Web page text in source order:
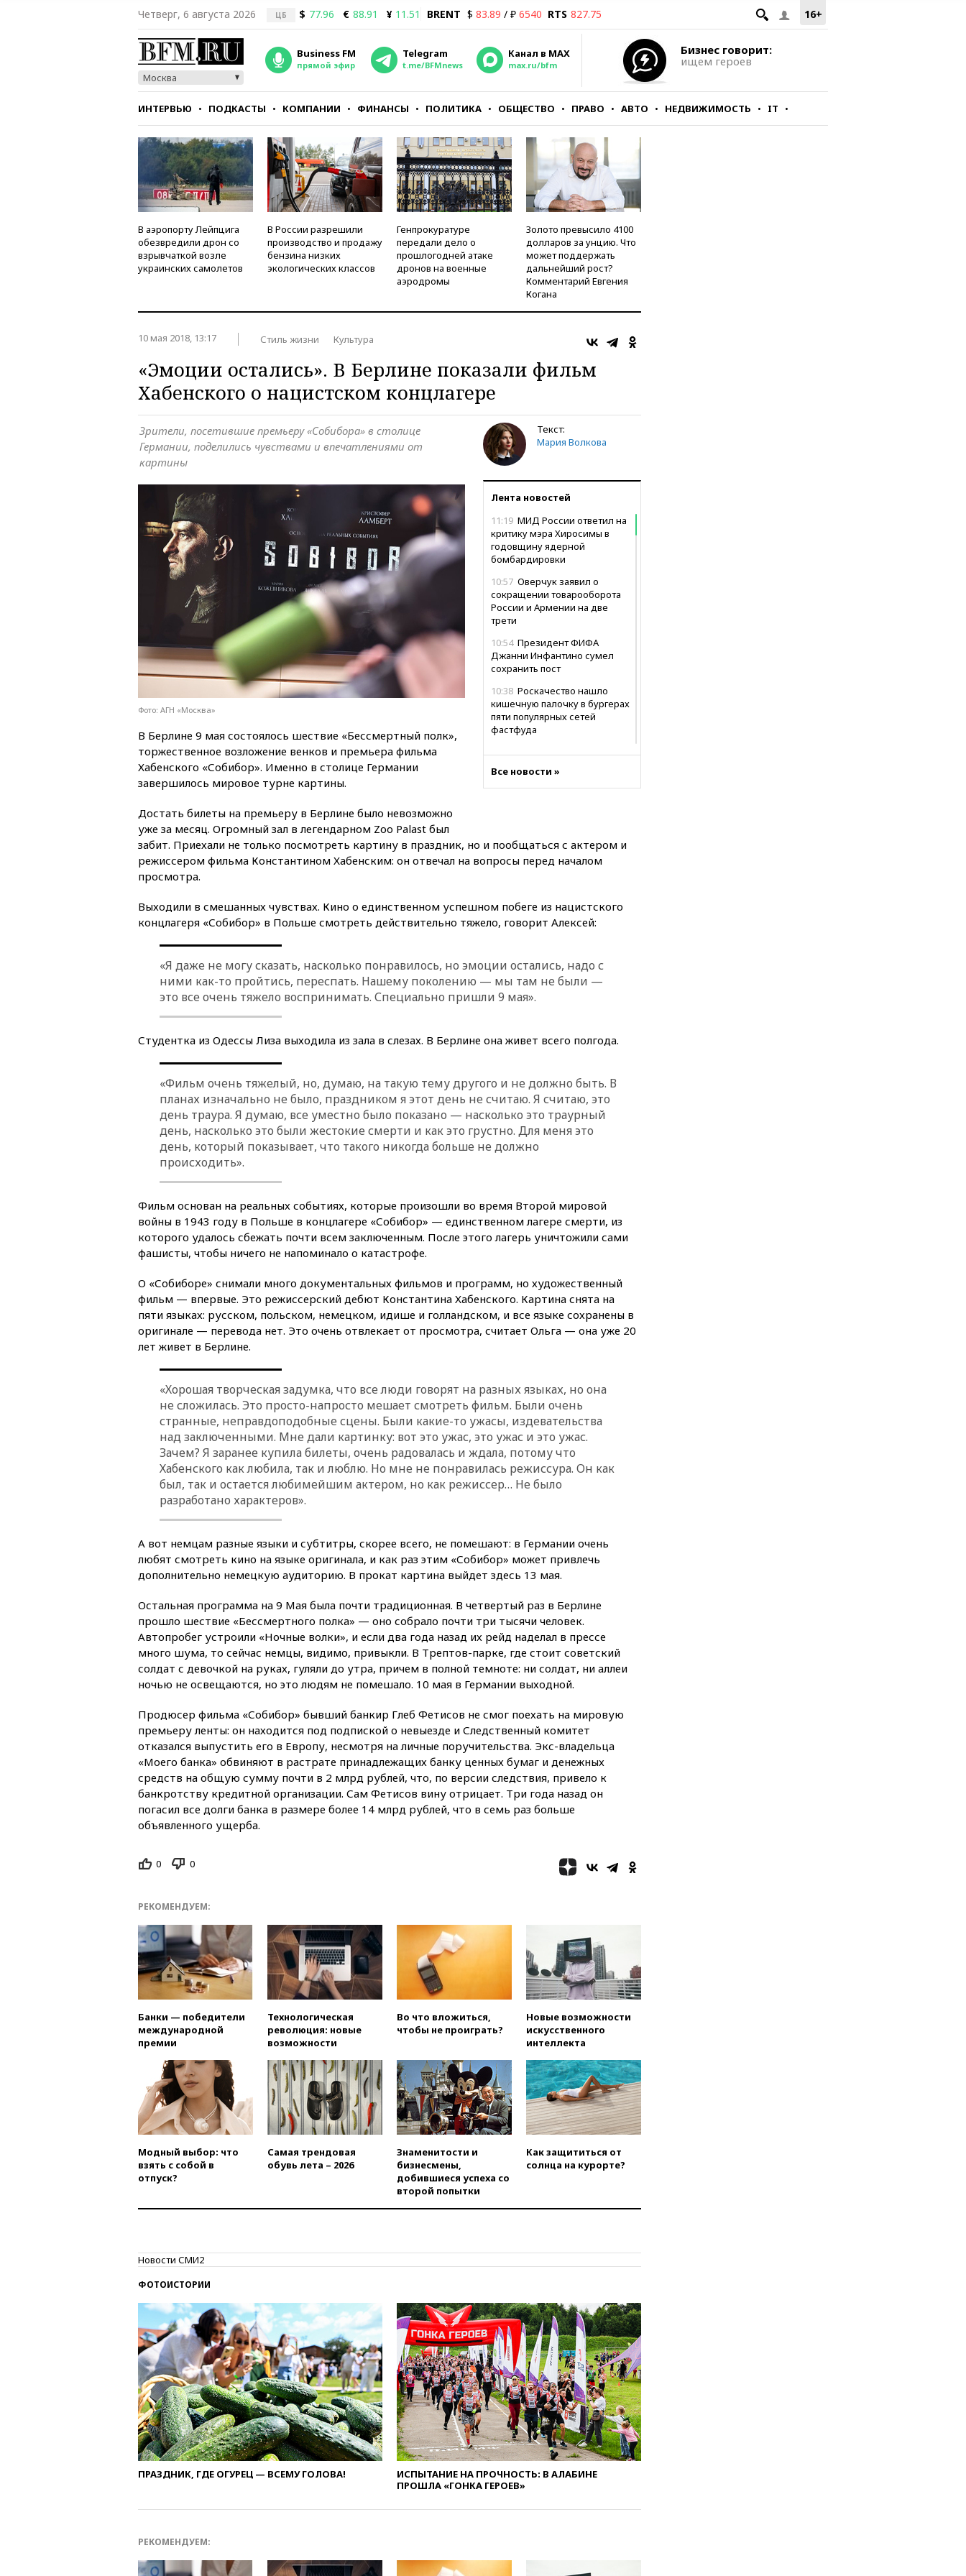
16+
Четверг, 6 августа 2026 ЦБ $ 77.96 € 88.91 ¥ 11.51 BRENT $ 83.89 / ₽ 6540 RTS 827.75
Москва
Business FM
прямой эфир
Telegram
t.me/BFMnews
Канал в MAX
max.ru/bfm
Бизнес говорит:
ищем героев
ИНТЕРВЬЮ ПОДКАСТЫ КОМПАНИИ ФИНАНСЫ ПОЛИТИКА ОБЩЕСТВО ПРАВО АВТО НЕДВИЖИМОСТЬ IT
СТИЛЬ ТЕСТЫ
В аэропорту Лейпцига
обезвредили дрон со
взрывчаткой возле
украинских самолетов
В России разрешили
производство и продажу
бензина низких
экологических классов
Генпрокуратуре
передали дело о
прошлогодней атаке
дронов на военные
аэродромы
Золото превысило 4100
долларов за унцию. Что
может поддержать
дальнейший рост?
Комментарий Евгения
Когана
10 мая 2018, 13:17 Стиль жизни Культура
«Эмоции остались». В Берлине показали фильм
Хабенского о нацистском концлагере
Текст:
Мария Волкова
Лента новостей
11:19 МИД России ответил на
критику мэра Хиросимы в
годовщину ядерной
бомбардировки
10:57 Оверчук заявил о
сокращении товарооборота
России и Армении на две
трети
10:54 Президент ФИФА
Джанни Инфантино сумел
сохранить пост
10:38 Роскачество нашло
кишечную палочку в бургерах
пяти популярных сетей
фастфуда
произошедшего с Cessna-182
09:59The Spectator:
отсутствие ракет для Patriot у
09:54МВД Германии:
инцидент с дроном в
09:32В Тверской области
обломки дрона повредили
фасад логокомплекса
отражена самая
09:16 Трамп сообщил об
огромном запасе боеприпасов
в США
08:54
В Таиланде сегодня
прощаются с молодыми
россиянами, жестоко убитыми
самолета в Приангарье
отделались ссадинами и
ушибами
технологий
07:00 Силы ПВО сбили шесть
БПЛА ВСУ, летевших на
Москву
06:01МИД РФ: Казахстан
понимает сущность киевского
режима
05:10Дом детства Нила
Армстронга впервые за 38 лет
выставили на продажу
04:00 Мирошник: России стоит
Трамп заявил, что
предпочел бы соглашение с
Ираном
сотни жителей Курской
области все еще неизвестна
01:10 МИД РФ: ЕС пытается
сохранить мобилизационный
ресурс для Украины
00:05Девочка с «маской
вчера, 23:35Российского
историка Артема Кирпиченка
арестовали в Израиле
вчера, 23:23 «Спартак»
разгромил «Оренбург» в
Кубке России
производства телевизоров в
вчера, 22:35
Семь грузовых
вагонов сошли с рельсов в
Оренбургской области
выросли нефтегазовые
доходы российского бюджета
вчера, 22:15Аксаков: ЦБ
согласовал первый стандарт
исламского банкинга
вчера, 21:43Организаторы
«Интервидения»
подтвердили, что конкурс
вчера, 21:35 Машков: в РФ
подготовили концепцию
искусства до 2035 года
бензина старых
экологических классов
Машковым 150-летие Союза
театральных деятелей
вчера, 20:47Newsweek:
«взрывная» диарея охватила
47 из 50 штатов США
вчера, 20:35ПВО за 12 часов
сбила 200 украинских
беспилотников
вчера, 20:20Третий комплект
золотых медалей выиграли на
ЧЕ российские синхронистки
вчера, 20:15
после взрыва ничего не
Все новости »
Зрители, посетившие премьеру «Собибора» в столице
Германии, поделились чувствами и впечатлениями от
картины
Фото: АГН «Москва»
В Берлине 9 мая состоялось шествие «Бессмертный полк»,
торжественное возложение венков и премьера фильма
Хабенского «Собибор». Именно в столице Германии
завершилось мировое турне картины.
Достать билеты на премьеру в Берлине было невозможно
уже за месяц. Огромный зал в легендарном Zoo Palast был
забит. Приехали не только посмотреть картину в праздник, но и пообщаться с актером и
режиссером фильма Константином Хабенским: он отвечал на вопросы перед началом
просмотра.
Выходили в смешанных чувствах. Кино о единственном успешном побеге из нацистского
концлагеря «Собибор» в Польше смотреть действительно тяжело, говорит Алексей:
«Я даже не могу сказать, насколько понравилось, но эмоции остались, надо с
ними как-то пройтись, переспать. Нашему поколению — мы там не были —
это все очень тяжело воспринимать. Специально пришли 9 мая».
Студентка из Одессы Лиза выходила из зала в слезах. В Берлине она живет всего полгода.
«Фильм очень тяжелый, но, думаю, на такую тему другого и не должно быть. В
планах изначально не было, праздником я этот день не считаю. Я считаю, это
день траура. Я думаю, все уместно было показано — насколько это траурный
день, насколько это были жестокие смерти и как это грустно. Для меня это
день, который показывает, что такого никогда больше не должно
происходить».
Фильм основан на реальных событиях, которые произошли во время Второй мировой
войны в 1943 году в Польше в концлагере «Собибор» — единственном лагере смерти, из
которого удалось сбежать почти всем заключенным. После этого лагерь уничтожили сами
фашисты, чтобы ничего не напоминало о катастрофе.
О «Собиборе» снимали много документальных фильмов и программ, но художественный
фильм — впервые. Это режиссерский дебют Константина Хабенского. Картина снята на
пяти языках: русском, польском, немецком, идише и голландском, и все языке сохранены в
оригинале — перевода нет. Это очень отвлекает от просмотра, считает Ольга — она уже 20
лет живет в Берлине.
«Хорошая творческая задумка, что все люди говорят на разных языках, но она
не сложилась. Это просто-напросто мешает смотреть фильм. Были очень
странные, неправдоподобные сцены. Были какие-то ужасы, издевательства
над заключенными. Мне дали картинку: вот это ужас, это ужас и это ужас.
Зачем? Я заранее купила билеты, очень радовалась и ждала, потому что
Хабенского как любила, так и люблю. Но мне не понравилась режиссура. Он как
был, так и остается любимейшим актером, но как режиссер… Не было
разработано характеров».
А вот немцам разные языки и субтитры, скорее всего, не помешают: в Германии очень
любят смотреть кино на языке оригинала, и как раз этим «Собибор» может привлечь
дополнительно немецкую аудиторию. В прокат картина выйдет здесь 13 мая.
Остальная программа на 9 Мая была почти традиционная. В четвертый раз в Берлине
прошло шествие «Бессмертного полка» — оно собрало почти три тысячи человек.
Автопробег устроили «Ночные волки», и если два года назад их рейд наделал в прессе
много шума, то сейчас немцы, видимо, привыкли. В Трептов-парке, где стоит советский
солдат с девочкой на руках, гуляли до утра, причем в полной темноте: ни солдат, ни аллеи
ночью не освещаются, но это людям не помешало. 10 мая в Германии выходной.
Продюсер фильма «Собибор» бывший банкир Глеб Фетисов не смог поехать на мировую
премьеру ленты: он находится под подпиской о невыезде и Следственный комитет
отказался выпустить его в Европу, несмотря на личные поручительства. Экс-владельца
«Моего банка» обвиняют в растрате принадлежащих банку ценных бумаг и денежных
средств на общую сумму почти в 2 млрд рублей, что, по версии следствия, привело к
банкротству кредитной организации. Сам Фетисов вину отрицает. Три года назад он
погасил все долги банка в размере более 14 млрд рублей, что в семь раз больше
объявленного ущерба.
0 0
РЕКОМЕНДУЕМ:
Банки — победители
международной
премии
Технологическая
революция: новые
возможности
Во что вложиться,
чтобы не проиграть?
Новые возможности
искусственного
интеллекта
Модный выбор: что
взять с собой в
отпуск?
Самая трендовая
обувь лета – 2026
Знаменитости и
бизнесмены,
добившиеся успеха со
второй попытки
Как защититься от
солнца на курорте?
Новости СМИ2
ФОТОИСТОРИИ
ПРАЗДНИК, ГДЕ ОГУРЕЦ — ВСЕМУ ГОЛОВА!
ИСПЫТАНИЕ НА ПРОЧНОСТЬ: В АЛАБИНЕ
ПРОШЛА «ГОНКА ГЕРОЕВ»
РЕКОМЕНДУЕМ: